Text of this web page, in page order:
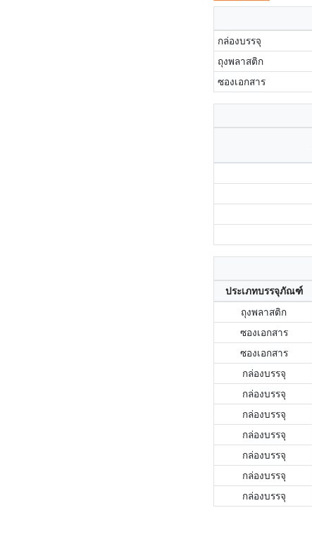
กล่องบรรจุ
ถุงพลาสติก
ซองเอกสาร
ประเภทบรรจุภัณฑ์
ถุงพลาสติก
ซองเอกสาร
ซองเอกสาร
กล่องบรรจุ
กล่องบรรจุ
กล่องบรรจุ
กล่องบรรจุ
กล่องบรรจุ
กล่องบรรจุ
กล่องบรรจุ